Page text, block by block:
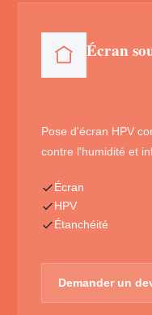
Écran
Pose d'écran HPV
contre l'humidité et
Écran
HPV
Étanchéité
Demander un